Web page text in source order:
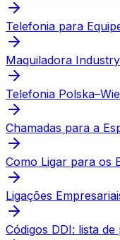
Telefonia para
Maquiladora
Telefonia
Chamadas para a
Como Ligar para os
Ligações
Códigos DDI: lista